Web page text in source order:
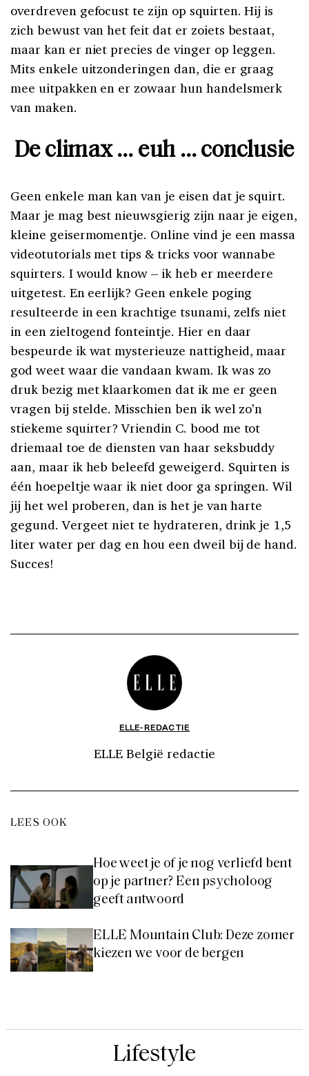
overdreven gefocust te zijn op squirten. Hij is
zich bewust van het feit dat er zoiets bestaat,
maar kan er niet precies de vinger op leggen.
Mits enkele uitzonderingen dan, die er graag
mee uitpakken en er zowaar hun handelsmerk
van maken.
De climax … euh … conclusie
Geen enkele man kan van je eisen dat je squirt.
Maar je mag best nieuwsgierig zijn naar je eigen,
kleine geisermomentje. Online vind je een massa
videotutorials met tips & tricks voor wannabe
squirters. I would know – ik heb er meerdere
uitgetest. En eerlijk? Geen enkele poging
resulteerde in een krachtige tsunami, zelfs niet
in een zieltogend fonteintje. Hier en daar
bespeurde ik wat mysterieuze nattigheid, maar
god weet waar die vandaan kwam. Ik was zo
druk bezig met klaarkomen dat ik me er geen
vragen bij stelde. Misschien ben ik wel zo’n
stiekeme squirter? Vriendin C. bood me tot
driemaal toe de diensten van haar seksbuddy
aan, maar ik heb beleefd geweigerd. Squirten is
één hoepeltje waar ik niet door ga springen. Wil
jij het wel proberen, dan is het je van harte
gegund. Vergeet niet te hydrateren, drink je 1,5
liter water per dag en hou een dweil bij de hand.
Succes!
ELLE-REDACTIE
ELLE België redactie
LEES OOK
Hoe weet je of je nog verliefd bent
op je partner? Een psycholoog
geeft antwoord
ELLE Mountain Club: Deze zomer
kiezen we voor de bergen
Lifestyle